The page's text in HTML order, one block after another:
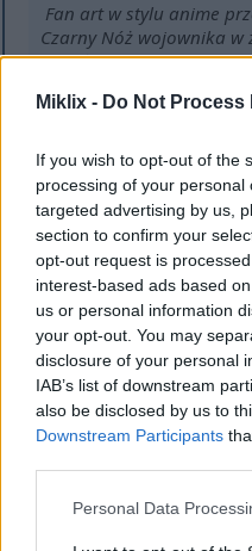
Miklix - Do Not
If you wish to opt-out of the
processing of your
targeted advertising by us,
section to confirm your
opt-out request is
interest-based ads based
us or personal information
your opt-out. You may
disclosure of your personal
IAB’s list of downstream
also be disclosed by us to
Downstream Participants
Please note that this
Personal Data
Fan art w stylu anime
Czarny Nóż wojownika
potężnym Trollem
Kliknij lub dotknij
Fan art w stylu anime